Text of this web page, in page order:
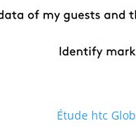
Étude htc